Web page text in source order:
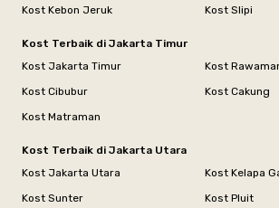
Kost Kebon Jeruk
Kost Slipi
Kost Terbaik di Jakarta Timur
Kost Jakarta Timur
Kost
Kost Cibubur
Kost Cakung
Kost Matraman
Kost Terbaik di Jakarta Utara
Kost Jakarta Utara
Kost Kelapa
Kost Sunter
Kost Pluit